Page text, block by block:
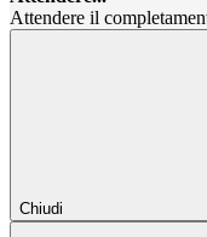
Attendere il
Chiudi